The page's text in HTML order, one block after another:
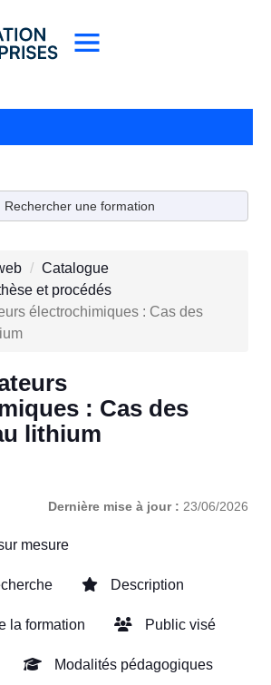
Rechercher une formation
Catalogue
et procédés
électrochimiques : Cas des
: Cas des
lithium
Dernière mise à jour : 23/06/2026
mesure
Description
la formation Public visé
Modalités pédagogiques